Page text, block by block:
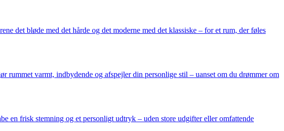
det bløde med det hårde og det moderne med det klassiske – for et rum, der føles
varmt, indbydende og afspejler din personlige stil – uanset om du drømmer om
en frisk stemning og et personligt udtryk – uden store udgifter eller omfattende